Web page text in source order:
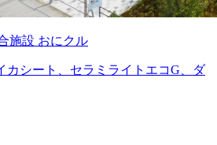
施設 おにクル
カシート、セラミライトエコG、ダ